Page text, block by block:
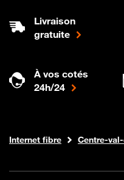
Livraison
gratuite
À vos cotés
24h/24
Boutique Orange
Internet fibre Centre-